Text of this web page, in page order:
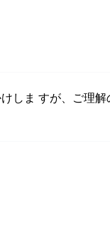
しま すが、ご理